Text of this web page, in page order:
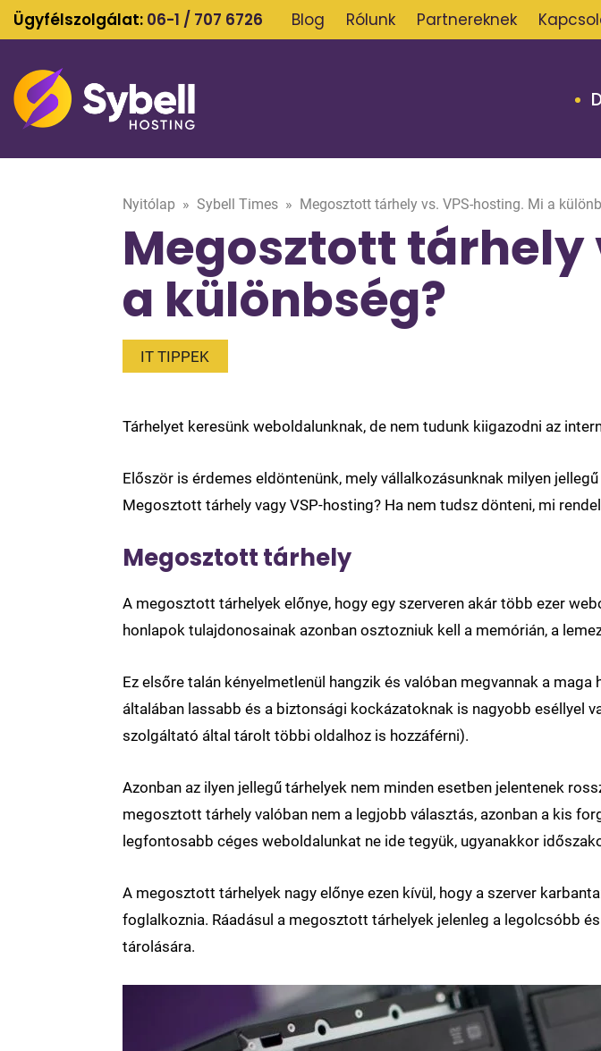
Ügyfélszolgálat: 06-1 / 707 6726 Blog Rólunk Partnereknek
Nyitólap » Sybell Times » Megosztott tárhely vs. VPS-hosting. Mi a
Megosztott tárhely
a különbség?
IT TIPPEK
Tárhelyet keresünk weboldalunknak, de nem tudunk kiigazodni az
Először is érdemes eldöntenünk, mely vállalkozásunknak milyen
Megosztott tárhely vagy VSP-hosting? Ha nem tudsz dönteni, mi
Megosztott tárhely
A megosztott tárhelyek előnye, hogy egy szerveren akár több ezer
honlapok tulajdonosainak azonban osztozniuk kell a memórián, a
Ez elsőre talán kényelmetlenül hangzik és valóban megvannak a
általában lassabb és a biztonsági kockázatoknak is nagyobb eséllyel
szolgáltató által tárolt többi oldalhoz is hozzáférni).
Azonban az ilyen jellegű tárhelyek nem minden esetben jelentenek
megosztott tárhely valóban nem a legjobb választás, azonban a kis
legfontosabb céges weboldalunkat ne ide tegyük, ugyanakkor
A megosztott tárhelyek nagy előnye ezen kívül, hogy a szerver
foglalkoznia. Ráadásul a megosztott tárhelyek jelenleg a legolcsóbb
tárolására.